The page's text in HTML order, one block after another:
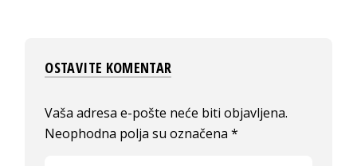
OSTAVITE KOMENTAR
Vaša adresa e-pošte neće biti objavljena.
Neophodna polja su označena*